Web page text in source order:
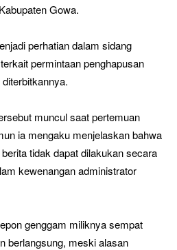
Gowa.
perhatian dalam sidang
permintaan penghapusan
muncul saat pertemuan
ia mengaku menjelaskan bahwa
tidak dapat dilakukan secara
kewenangan administrator
genggam miliknya sempat
berlangsung, meski alasan